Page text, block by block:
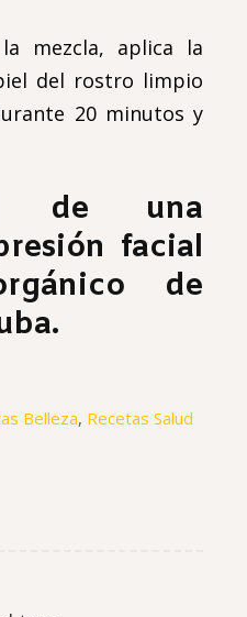
mezcla, aplica la
del rostro limpio
20 minutos y
de una
facial
de
Belleza, Recetas Salud